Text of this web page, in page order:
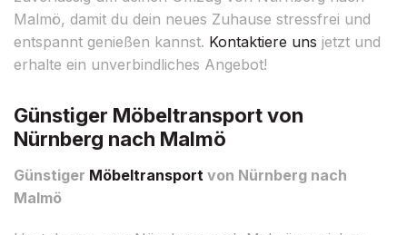
Malmö, damit du dein neues Zuhause stressfrei und
entspannt genießen kannst. Kontaktiere uns jetzt und
erhalte ein unverbindliches Angebot!
Günstiger Möbeltransport von
Nürnberg nach Malmö
Günstiger Möbeltransport von Nürnberg nach
Malmö